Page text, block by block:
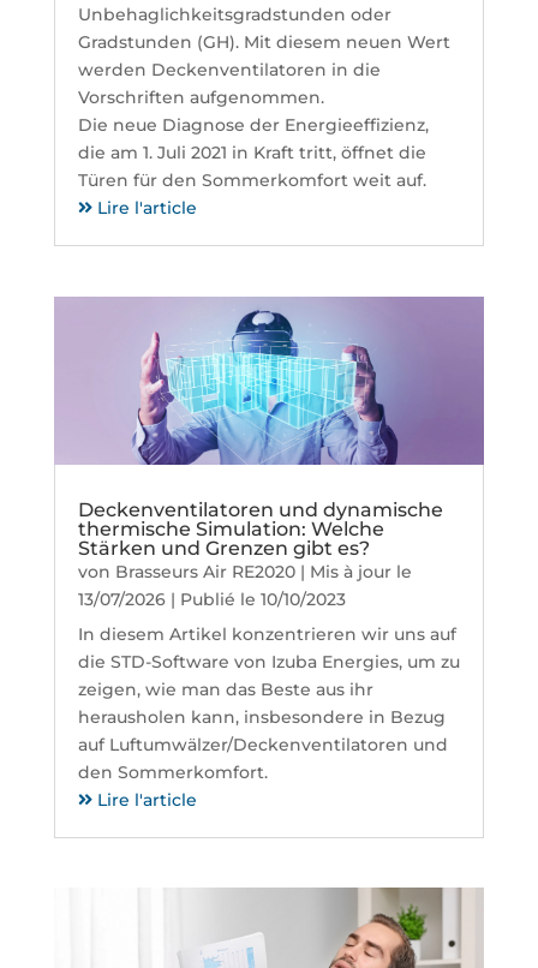
Unbehaglichkeitsgradstunden oder
Gradstunden (GH). Mit diesem neuen Wert
werden Deckenventilatoren in die
Vorschriften aufgenommen.
Die neue Diagnose der Energieeffizienz,
die am 1. Juli 2021 in Kraft tritt, öffnet die
Türen für den Sommerkomfort weit auf.
Lire l'article
Deckenventilatoren und dynamische
thermische Simulation: Welche
Stärken und Grenzen gibt es?
von Brasseurs Air RE2020| Mis à jour le
13/07/2026 | Publié le 10/10/2023
In diesem Artikel konzentrieren wir uns auf
die STD-Software von Izuba Energies, um zu
zeigen, wie man das Beste aus ihr
herausholen kann, insbesondere in Bezug
auf Luftumwälzer/Deckenventilatoren und
den Sommerkomfort.
Lire l'article